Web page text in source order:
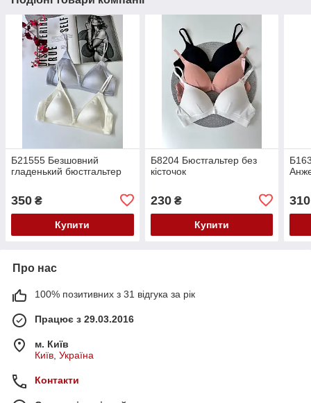
Б21555 Безшовний
гладенький бюстгальтер
350 ₴
Купити
Б8204 Бюстгальтер без
кісточок
230₴
Купити
310
Про нас
100% позитивних з 31 відгука за рік
Працює з 29.03.2016
м. Київ
Київ, Україна
Контакти